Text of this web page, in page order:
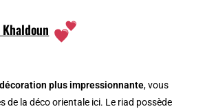
décoration plus impressionnante, vous
de la déco orientale ici. Le riad possède